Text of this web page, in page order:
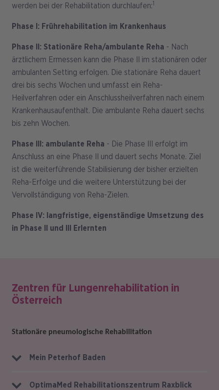
werden bei der Rehabilitation durchlaufen:1
Phase I: Frührehabilitation im Krankenhaus
Phase II: Stationäre Reha/ambulante Reha - Nach
ärztlichem Ermessen kann die Phase II im stationären oder
ambulanten Setting erfolgen. Die stationäre Reha dauert
drei bis sechs Wochen und umfasst ein Reha-
Heilverfahren oder ein Anschlussheilverfahren nach einem
Krankenhausaufenthalt. Die ambulante Reha dauert sechs
bis zehn Wochen.
Phase III: ambulante Reha - Die Phase III erfolgt im
Anschluss an eine Phase II und dauert sechs Monate. Ziel
ist die weiterführende Stabilisierung der bisher erzielten
Reha-Erfolge und die weitere Unterstützung bei der
Vervollständigung von Reha-Zielen.
Phase IV:
langfristige, eigenständige Umsetzung des
in Phase II und III Erlernten
Zentren für Lungenrehabilitation in
Österreich
Stationäre pneumologische Rehabilitation
Mein Peterhof Baden
OptimaMed Rehabilitationszentrum Raxblick